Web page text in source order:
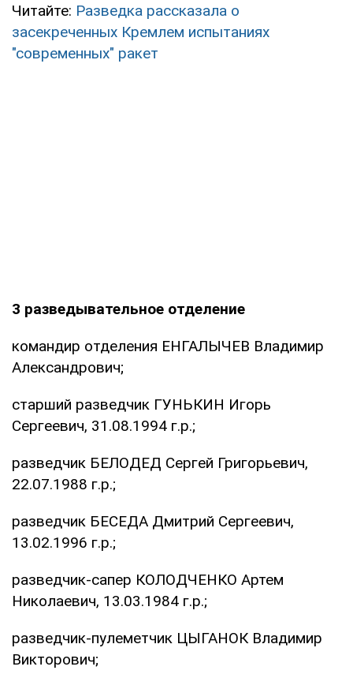
Читайте: Разведка рассказала о
засекреченных Кремлем испытаниях
"современных" ракет
3 разведывательное отделение
командир отделения ЕНГАЛЫЧЕВ Владимир
Александрович;
старший разведчик ГУНЬКИН Игорь
Сергеевич, 31.08.1994 г.р.;
разведчик БЕЛОДЕД Сергей Григорьевич,
22.07.1988 г.р.;
разведчик БЕСЕДА Дмитрий Сергеевич,
13.02.1996 г.р.;
разведчик-сапер КОЛОДЧЕНКО Артем
Николаевич, 13.03.1984 г.р.;
разведчик-пулеметчик ЦЫГАНОК Владимир
Викторович;